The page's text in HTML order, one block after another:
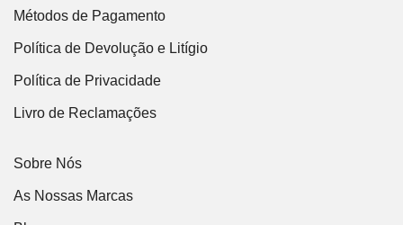
Métodos de Pagamento
Política de Devolução e Litígio
Política de Privacidade
Livro de Reclamações
Sobre Nós
As Nossas Marcas